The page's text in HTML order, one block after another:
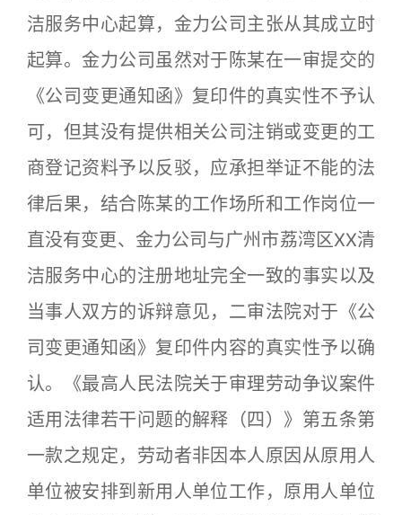
洁服务中心起算，金力公司主张从其成立时
起算。金力公司虽然对于陈某在一审提交的
《公司变更通知函》复印件的真实性不予认
可，但其没有提供相关公司注销或变更的工
商登记资料予以反驳，应承担举证不能的法
律后果，结合陈某的工作场所和工作岗位一
直没有变更、金力公司与广州市荔湾区XX清
洁服务中心的注册地址完全一致的事实以及
当事人双方的诉辩意见，二审法院对于《公
司变更通知函》复印件内容的真实性予以确
认。《最高人民法院关于审理劳动争议案件
适用法律若干问题的解释（四）》第五条第
一款之规定，劳动者非因本人原因从原用人
单位被安排到新用人单位工作，原用人单位